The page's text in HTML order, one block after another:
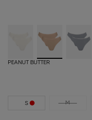
PEANUT BUTTER
S M